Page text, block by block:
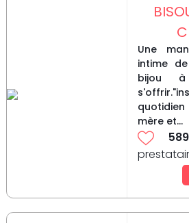
Une
intime
bijou
mère et...
589